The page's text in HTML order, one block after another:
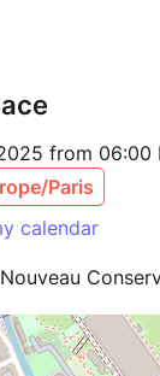
from 06:00
Paris
calendar